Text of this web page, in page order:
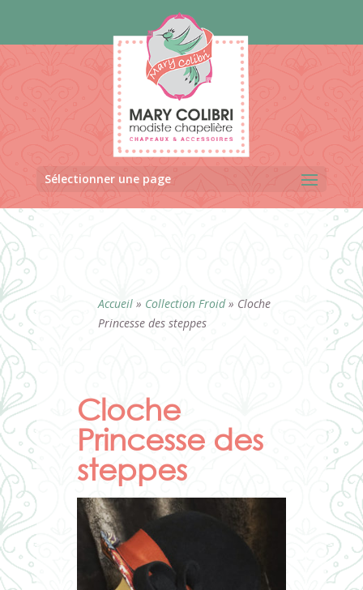
Sélectionner une page
Accueil» Collection Froid» Cloche
Princesse des steppes
Cloche
Princesse des
steppes